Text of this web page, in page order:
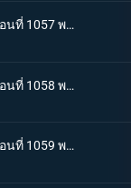
One piece วันพีช ตอนที่ 1057 พากย์ไทย เพื่อลูฟี่ คำสาบานของซันจิกับโซโร
One piece วันพีช ตอนที่ 1058 พากย์ไทย การจู่โจมของนักบวชเพลิงผลาญ เงื้อมมือปีศาจของโอโรจิที่คืบคลานเข้ามา
One piece วันพีช ตอนที่ 1059 พากย์ไทย โซโลตกที่นั่งลำบาก สัตว์ประหลาดคิงแห่งอัคคีภัย